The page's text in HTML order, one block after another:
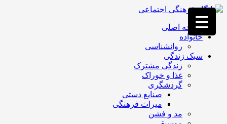
فصد
خون
غرب
تهران
خشکشویی
تصفیه
صفحه اصلی
خانواده
روانشناسی
سبک زندگی
زندگی مشترک
غذا و خوراک
گردشگری
صنایع دستی
میراث فرهنگی
مد و فشن